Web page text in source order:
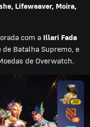
Lifeweaver, Moira,
com a Illari Fada
de Batalha Supremo, e
de Overwatch.